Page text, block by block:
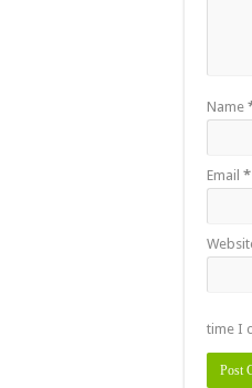
Name
Email *
time I